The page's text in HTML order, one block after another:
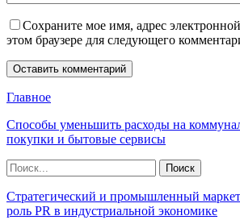
Сохраните мое имя, адрес
этом браузере для следующего
Главное
Способы уменьшить расходы на
покупки и бытовые сервисы
Стратегический и промышленный
роль PR в индустриальной экономике